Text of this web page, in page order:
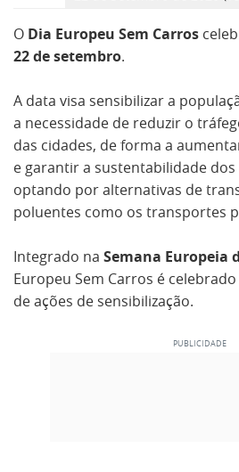
O Dia Europeu Sem Carros
22 de setembro.
A data visa sensibilizar a
a necessidade de reduzir o
das cidades, de forma a
e garantir a sustentabilidade
optando por alternativas de
poluentes como os transportes
Integrado na Semana Europeia
Europeu Sem Carros é
de ações de sensibilização.